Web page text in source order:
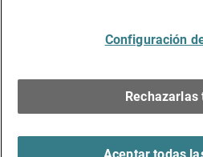
Configuración
Rechazarlas